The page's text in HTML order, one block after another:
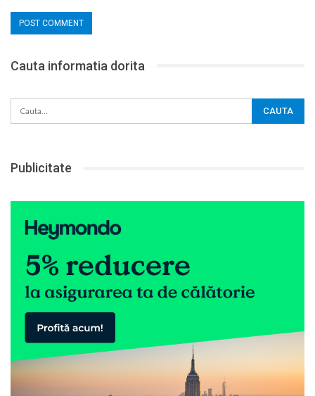
Cauta informatia dorita
Publicitate